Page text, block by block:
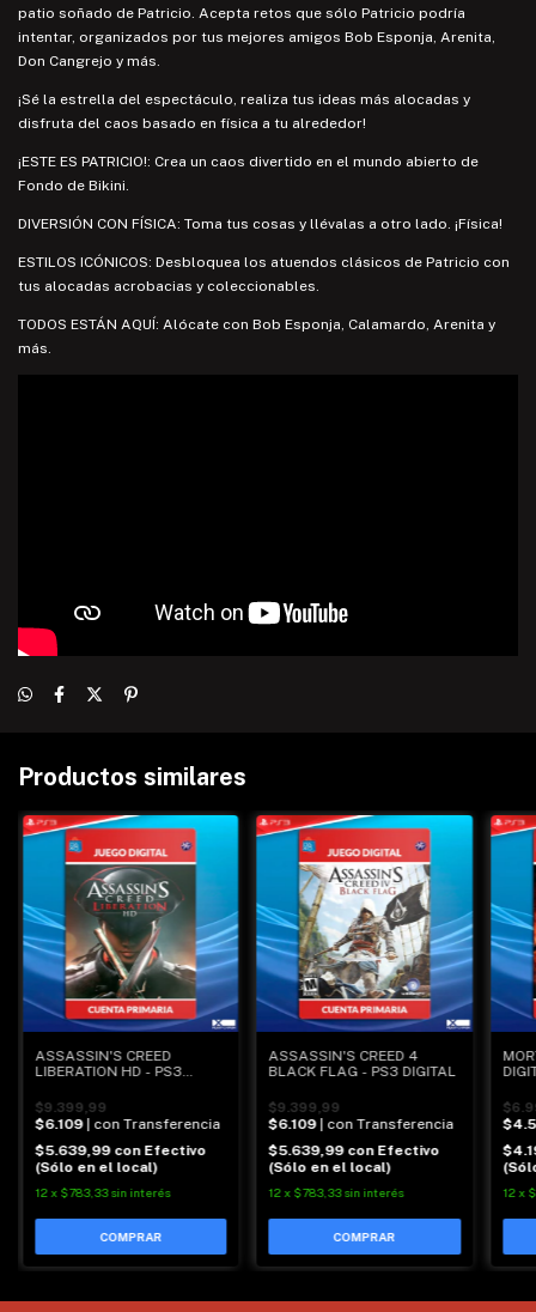
patio soñado de Patricio. Acepta retos que sólo Patricio podría
intentar, organizados por tus mejores amigos Bob Esponja, Arenita,
Don Cangrejo y más.
¡Sé la estrella del espectáculo, realiza tus ideas más alocadas y
disfruta del caos basado en física a tu alrededor!
¡ESTE ES PATRICIO!: Crea un caos divertido en el mundo abierto de
Fondo de Bikini.
DIVERSIÓN CON FÍSICA: Toma tus cosas y llévalas a otro lado. ¡Física!
ESTILOS ICÓNICOS: Desbloquea los atuendos clásicos de Patricio con
tus alocadas acrobacias y coleccionables.
TODOS ESTÁN AQUÍ: Alócate con Bob Esponja, Calamardo, Arenita y
más.
Productos similares
ASSASSIN'S CREED
LIBERATION HD - PS3
$9.399,99
$6.109 | con Transferencia
$5.639,99 con Efectivo
(Sólo en el local)
12 x $783,33 sin interés
ASSASSIN'S CREED 4
BLACK FLAG - PS3 DIGITAL
$9.399,99
$6.109 | con Transferencia
$5.639,99 con Efectivo
(Sólo en el local)
12 x $783,33 sin interés 12 x